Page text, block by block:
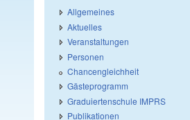
Allgemeines
Aktuelles
Veranstaltungen
Personen
Chancengleichheit
Gästeprogramm
Graduiertenschule IMPRS
Publikationen